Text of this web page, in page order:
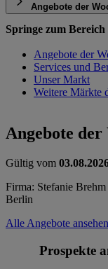
Angebote der
Springe zum Bereich
Angebote der
Services und
Unser Markt
Weitere Märkte
Angebote der
Gültig vom
Firma: Stefanie
Berlin
Alle Angebote ansehen
Prospekte